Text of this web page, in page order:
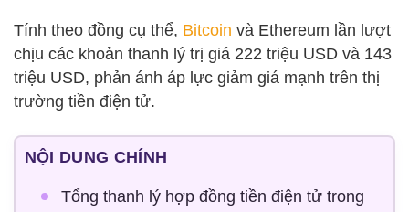
Tính theo đồng cụ thể, Bitcoin và Ethereum lần lượt
chịu các khoản thanh lý trị giá 222 triệu USD và 143
triệu USD, phản ánh áp lực giảm giá mạnh trên thị
trường tiền điện tử.
NỘI DUNG CHÍNH
Tổng thanh lý hợp đồng tiền điện tử trong